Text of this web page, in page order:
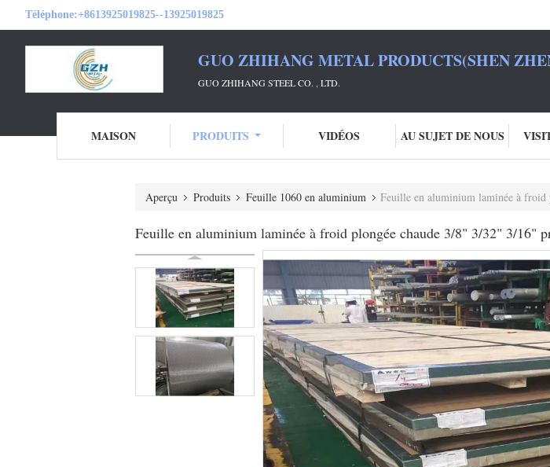
Téléphone:+8613925019825--13925019825
GUO ZHIHANG METAL PRODUCTS(SHEN
GUO ZHIHANG STEEL CO. , LTD.
MAISON PRODUITS VIDÉOS AU SUJET DE NOUS
Aperçu Produits Feuille 1060 en aluminium Feuille en aluminium laminée à froid
Feuille en aluminium laminée à froid plongée chaude 3/8" 3/32" 3/16"